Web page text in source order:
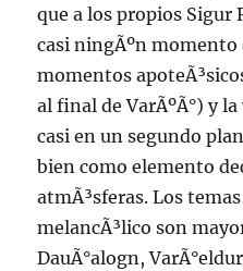
que a los propios Sigur
casi ningÃºn momento
momentos
al final de VarÃºÃ°) y la
casi en un segundo
bien como elemento
atmÃ³sferas. Los
melancÃ³lico son
DauÃ°alogn,